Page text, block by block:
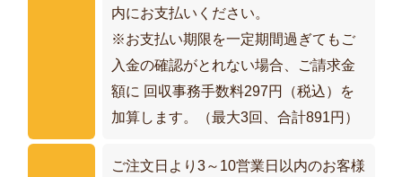
内にお支払いください。
※お支払い期限を一定期間過ぎてもご
入金の確認がとれない場合、ご請求金
額に 回収事務手数料297円（税込）を
加算します。（最大3回、合計891円）
ご注文日より3～10営業日以内のお客様